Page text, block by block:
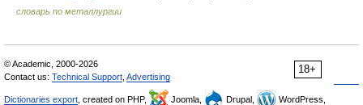
словарь по металлургии
18+
© Academic, 2000-2026
Contact us: Technical Support Advertising
Dictionaries export , created on PHP, Joomla, Drupal,
WordPress,